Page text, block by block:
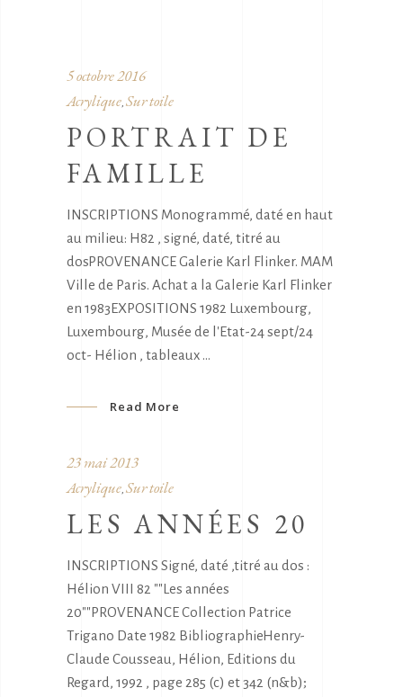
5 octobre 2016
Acrylique, Sur toile
PORTRAIT DE
FAMILLE
INSCRIPTIONS Monogrammé, daté en haut
au milieu: H82 , signé, daté, titré au
dosPROVENANCE Galerie Karl Flinker. MAM
Ville de Paris. Achat a la Galerie Karl Flinker
en 1983EXPOSITIONS 1982 Luxembourg,
Luxembourg, Musée de l'Etat-24 sept/24
oct- Hélion , tableaux
Read More
23 mai 2013
Acrylique, Sur toile
LES ANNÉES 20
INSCRIPTIONS Signé, daté ,titré au dos :
Hélion VIII 82 ""Les années
20""PROVENANCE Collection Patrice
Trigano Date 1982 BibliographieHenry-
Claude Cousseau, Hélion, Editions du
Regard, 1992 , page 285 (c) et 342 (n&b);